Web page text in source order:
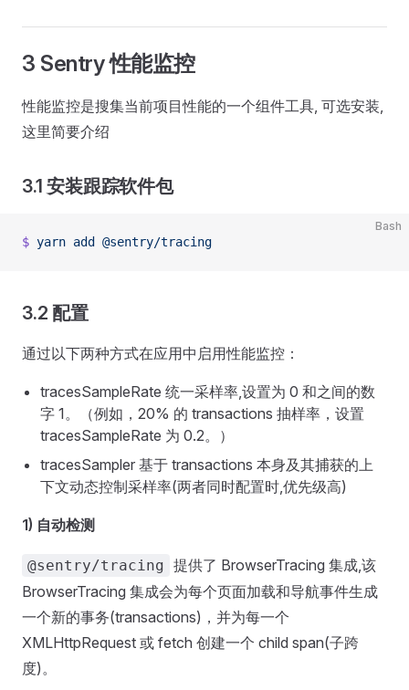
3 Sentry 性能监控
性能监控是搜集当前项目性能的一个组件工具, 可选安装,
这里简要介绍
3.1 安装跟踪软件包
Bash
$ yarn add @sentry/tracing
3.2 配置
通过以下两种方式在应用中启用性能监控：
tracesSampleRate 统一采样率,设置为 0 和之间的数
字 1。（例如，20% 的 transactions 抽样率，设置
tracesSampleRate 为 0.2。）
tracesSampler 基于 transactions 本身及其捕获的上
下文动态控制采样率(两者同时配置时,优先级高)
1) 自动检测
@sentry/tracing 提供了 BrowserTracing 集成,该
BrowserTracing 集成会为每个页面加载和导航事件生成
一个新的事务(transactions)，并为每一个
XMLHttpRequest 或 fetch 创建一个 child span(子跨
度)。